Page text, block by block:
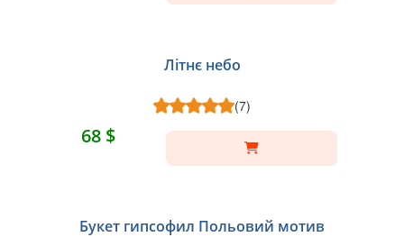
Літнє небо
(7)
68 $
Букет гипсофил Польовий мотив